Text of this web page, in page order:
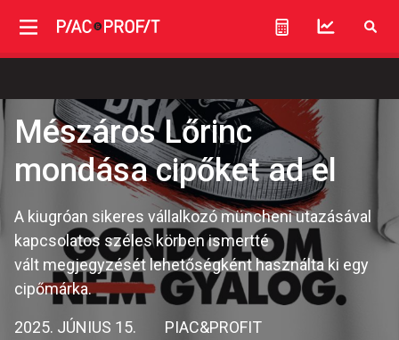
Mészáros Lőrinc
mondása cipőket ad el
A kiugróan sikeres vállalkozó müncheni utazásával
kapcsolatos széles körben ismertté
vált megjegyzését lehetőségként használta ki egy
cipőmárka.
2025. JÚNIUS 15. PIAC&PROFIT